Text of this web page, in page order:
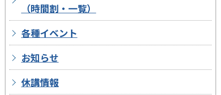
（時間割・一覧）
各種イベント
お知らせ
休講情報